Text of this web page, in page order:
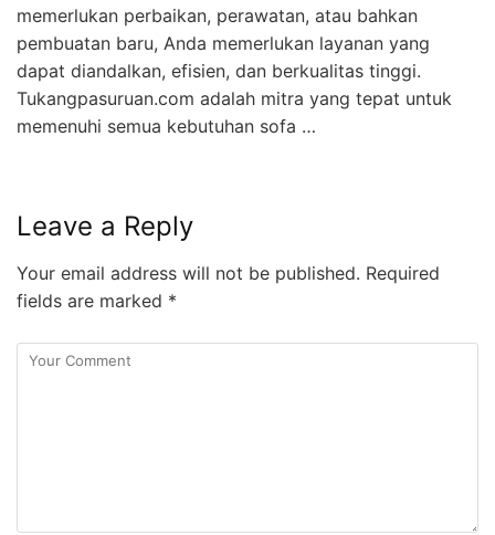
memerlukan perbaikan, perawatan, atau bahkan
pembuatan baru, Anda memerlukan layanan yang
dapat diandalkan, efisien, dan berkualitas tinggi.
Tukangpasuruan.com adalah mitra yang tepat untuk
memenuhi semua kebutuhan sofa …
Leave a Reply
Your email address will not be published. Required
fields are marked *